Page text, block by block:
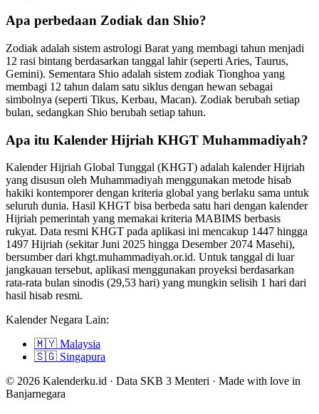
Apa perbedaan Zodiak dan Shio?
Zodiak adalah sistem astrologi Barat yang membagi tahun menjadi
12 rasi bintang berdasarkan tanggal lahir (seperti Aries, Taurus,
Gemini). Sementara Shio adalah sistem zodiak Tionghoa yang
membagi 12 tahun dalam satu siklus dengan hewan sebagai
simbolnya (seperti Tikus, Kerbau, Macan). Zodiak berubah setiap
bulan, sedangkan Shio berubah setiap tahun.
Apa itu Kalender Hijriah KHGT Muhammadiyah?
Kalender Hijriah Global Tunggal (KHGT) adalah kalender Hijriah
yang disusun oleh Muhammadiyah menggunakan metode hisab
hakiki kontemporer dengan kriteria global yang berlaku sama untuk
seluruh dunia. Hasil KHGT bisa berbeda satu hari dengan kalender
Hijriah pemerintah yang memakai kriteria MABIMS berbasis
rukyat. Data resmi KHGT pada aplikasi ini mencakup 1447 hingga
1497 Hijriah (sekitar Juni 2025 hingga Desember 2074 Masehi),
bersumber dari khgt.muhammadiyah.or.id. Untuk tanggal di luar
jangkauan tersebut, aplikasi menggunakan proyeksi berdasarkan
rata-rata bulan sinodis (29,53 hari) yang mungkin selisih 1 hari dari
hasil hisab resmi.
Kalender Negara Lain:
🇲🇾 Malaysia
🇸🇬 Singapura
© 2026 Kalenderku.id · Data SKB 3 Menteri · Made with love in
Banjarnegara